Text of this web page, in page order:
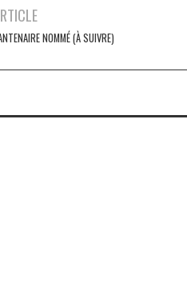
NOMMÉ (À SUIVRE)